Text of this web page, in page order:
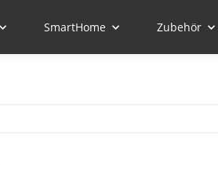
SmartHome Zubehör